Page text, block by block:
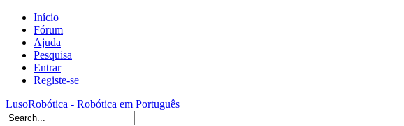
Início
Fórum
Ajuda
Pesquisa
Entrar
Registe-se
LusoRobótica - Robótica em Português